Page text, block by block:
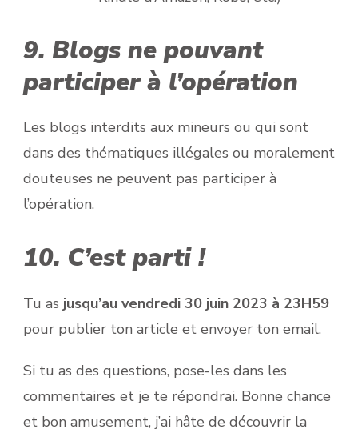
9. Blogs ne pouvant
participer à l’opération
Les blogs interdits aux mineurs ou qui sont
dans des thématiques illégales ou moralement
douteuses ne peuvent pas participer à
l’opération.
10. C’est parti !
Tu as jusqu’au vendredi 30 juin 2023 à 23H59
pour publier ton article et envoyer ton email.
Si tu as des questions, pose-les dans les
commentaires et je te répondrai. Bonne chance
et bon amusement, j’ai hâte de découvrir la